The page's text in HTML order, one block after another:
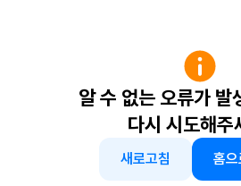
알 수 없는 오류가 발
다시 시도해주
새로고침 홈으